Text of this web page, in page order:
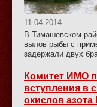
11.04.2014
В Тимашевском
вылов рыбы с
задержали двух
Комитет ИМО
вступления в
окислов азота